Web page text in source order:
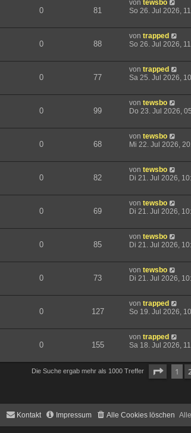
0 81
von tewsbo
So 26. Jul 2026,
0 88
von trapped
So 26. Jul 2026,
0 77
von trapped
Sa 25. Jul 2026,
0 99
von tewsbo
Do 23. Jul 2026,
0 68
von tewsbo
Mi 22. Jul 2026,
0 82
von tewsbo
Di 21. Jul 2026,
0 69
von tewsbo
Di 21. Jul 2026,
0 85
von tewsbo
Di 21. Jul 2026,
0 73
von tewsbo
Di 21. Jul 2026,
0 127
von trapped
So 19. Jul 2026,
0 155
von trapped
Sa 18. Jul 2026,
Die Suche ergab mehr als 1000 Treffer Seite1
Alle Cookies löschen
Impressum
Kontakt